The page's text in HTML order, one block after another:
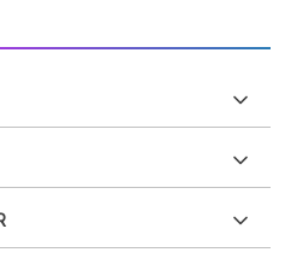
sekarang